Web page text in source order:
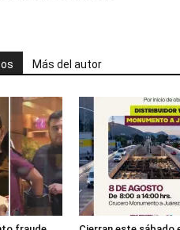
Más del autor